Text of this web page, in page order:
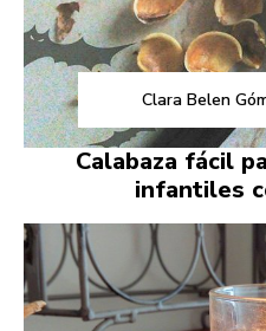
Clara Belen
Calabaza fácil
infantiles